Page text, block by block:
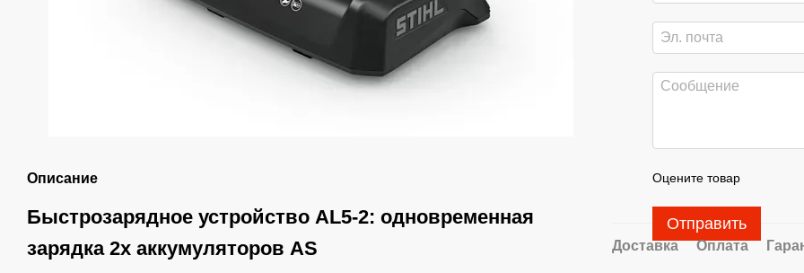
Описание
Быстрозарядное устройство AL5-2: одновременная
зарядка 2х аккумуляторов AS
Оцените товар
Отправить
Доставка Оплата